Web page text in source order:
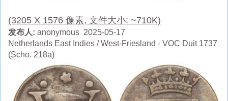
(3205 X 1576 像素, 文件大小: ~710K)
发布人: anonymous 2025-05-17
Netherlands East Indies / West-Friesland - VOC Duit 1737
(Scho. 218a)